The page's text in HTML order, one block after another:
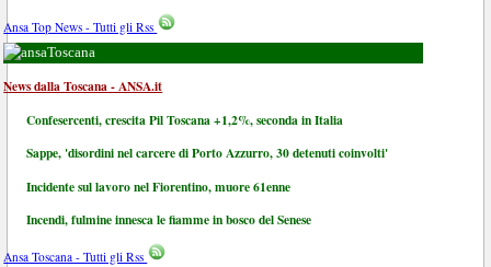
Ansa Top News - Tutti gli Rss
Toscana
News dalla Toscana - ANSA.it
Confesercenti, crescita Pil Toscana +1,2%, seconda in Italia
Sappe, 'disordini nel carcere di Porto Azzurro, 30 detenuti coinvolti'
Incidente sul lavoro nel Fiorentino, muore 61enne
Incendi, fulmine innesca le fiamme in bosco del Senese
Ansa Toscana - Tutti gli Rss